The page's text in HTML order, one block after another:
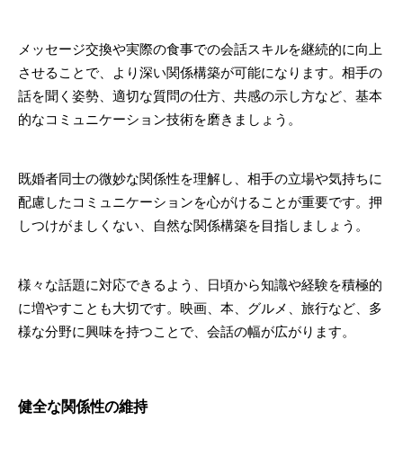
メッセージ交換や実際の食事での会話スキルを継続的に向上
させることで、より深い関係構築が可能になります。相手の
話を聞く姿勢、適切な質問の仕方、共感の示し方など、基本
的なコミュニケーション技術を磨きましょう。
既婚者同士の微妙な関係性を理解し、相手の立場や気持ちに
配慮したコミュニケーションを心がけることが重要です。押
しつけがましくない、自然な関係構築を目指しましょう。
様々な話題に対応できるよう、日頃から知識や経験を積極的
に増やすことも大切です。映画、本、グルメ、旅行など、多
様な分野に興味を持つことで、会話の幅が広がります。
健全な関係性の維持